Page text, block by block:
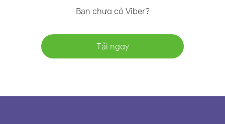
Bạn chưa có Viber?
Tải ngay